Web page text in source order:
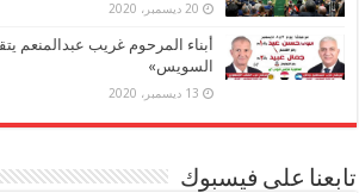
20 ديسمبر، 2020
أبناء المرحوم غريب عبدالمنعم
السويس»
13 ديسمبر، 2020
تابعنا على فيسبوك